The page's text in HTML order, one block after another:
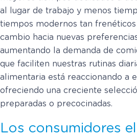
al lugar de trabajo y menos
tiempos modernos tan frenéticos
cambio hacia nuevas
aumentando la demanda de
que faciliten nuestras rutinas
alimentaria está reaccionando a
ofreciendo una creciente
preparadas o precocinadas.
Los consumidores